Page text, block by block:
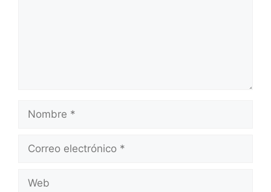
Nombre
Correo
Web